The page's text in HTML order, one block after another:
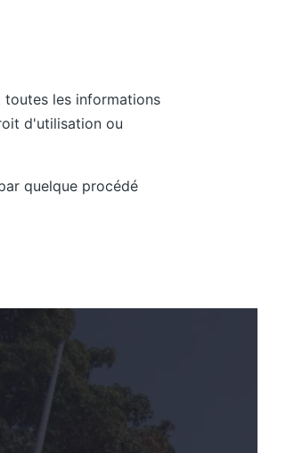
toutes les informations
d'utilisation ou
quelque procédé